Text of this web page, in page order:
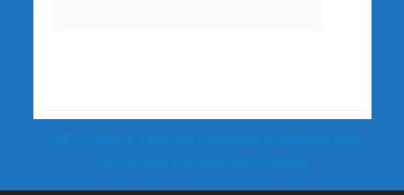
PRF, Politec e Exército prendem quadrilha que
adulterava combustíveis ilegais